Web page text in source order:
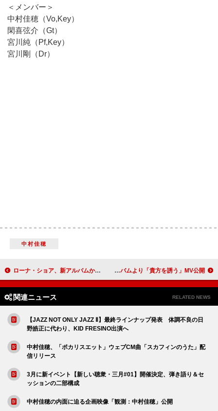
＜メンバー＞
中村佳穂（Vo,Key）
閑喜弦介（Gt）
宮川純（Pf,Key）
宮川剛（Dr）
中村佳穂
ローナ・ショア、新アルバムから新曲「プリズン・オブ・フレッシュ」を先行リリース ぶっ恋呂百花、1stアルバムより「貴方を誘う」MV公開
関連ニュース RELATED NEWS
【JAZZ NOT ONLY JAZZ Ⅱ】最終ラインナップ発表 体調不良の日
野皓正に代わり、KID FRESINO出演へ
中村佳穂、「ポカリスエット」ウェブCM曲「スカフィンのうた」配
信リリース
3月に新イベント【新しい聴衆・三月#01】開催決定、弾き語り＆セ
ッションの二部構成
中村佳穂の内面に迫る企画映像「観測：中村佳穂」公開